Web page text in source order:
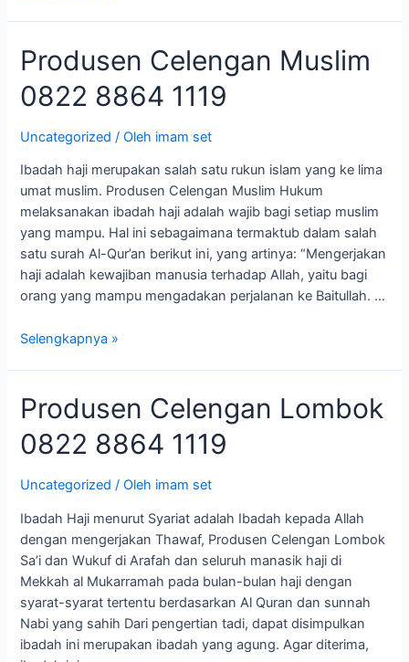
Produsen Celengan Muslim
0822 8864 1119
Uncategorized / Oleh imam set
Ibadah haji merupakan salah satu rukun islam yang ke lima
umat muslim. Produsen Celengan Muslim Hukum
melaksanakan ibadah haji adalah wajib bagi setiap muslim
yang mampu. Hal ini sebagaimana termaktub dalam salah
satu surah Al-Qur’an berikut ini, yang artinya: “Mengerjakan
haji adalah kewajiban manusia terhadap Allah, yaitu bagi
orang yang mampu mengadakan perjalanan ke Baitullah. …
Produsen
Celengan
Muslim
8864
Selengkapnya »
Produsen Celengan Lombok
0822 8864 1119
Uncategorized / Oleh imam set
Ibadah Haji menurut Syariat adalah Ibadah kepada Allah
dengan mengerjakan Thawaf, Produsen Celengan Lombok
Sa’i dan Wukuf di Arafah dan seluruh manasik haji di
Mekkah al Mukarramah pada bulan-bulan haji dengan
syarat-syarat tertentu berdasarkan Al Quran dan sunnah
Nabi yang sahih Dari pengertian tadi, dapat disimpulkan
ibadah ini merupakan ibadah yang agung. Agar diterima,
Produsen
Celengan
Lombok
8864